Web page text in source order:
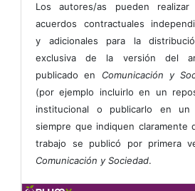
Los autores/as pueden realizar
acuerdos contractuales
y adicionales para la
exclusiva de la versión del
publicado en Comunicación y
(por ejemplo incluirlo en un
institucional o publicarlo en un
siempre que indiquen claramente
trabajo se publicó por primera
Comunicación y Sociedad.